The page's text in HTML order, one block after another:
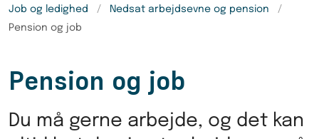
Job og ledighed
Nedsat arbejdsevne og pension
Pension og job
Pension og job
Du må gerne arbejde, og det kan